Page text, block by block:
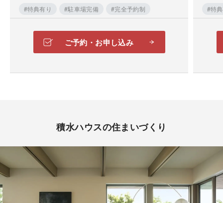
#特典有り #駐車場完備 #完全予約制
ご予約・お申し込み
#特
積水ハウスの住まいづくり